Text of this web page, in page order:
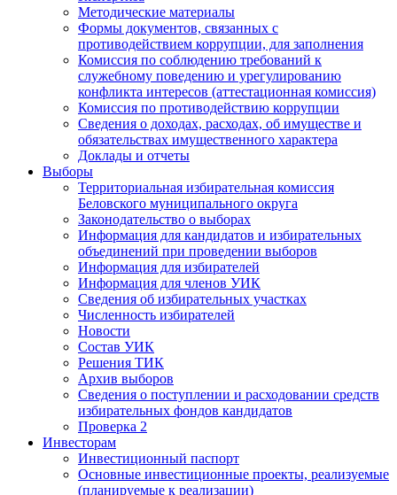
Методические материалы
Формы документов, связанных с
противодействием коррупции, для заполнения
Комиссия по соблюдению требований к
служебному поведению и урегулированию
конфликта интересов (аттестационная комиссия)
Комиссия по противодействию коррупции
Сведения о доходах, расходах, об имуществе и
обязательствах имущественного характера
Доклады и отчеты
Выборы
Территориальная избирательная комиссия
Беловского муниципального округа
Законодательство о выборах
Информация для кандидатов и избирательных
объединений при проведении выборов
Информация для избирателей
Информация для членов УИК
Сведения об избирательных участках
Численность избирателей
Новости
Состав УИК
Решения ТИК
Архив выборов
Сведения о поступлении и расходовании средств
избирательных фондов кандидатов
Проверка 2
Инвесторам
Инвестиционный паспорт
Основные инвестиционные проекты, реализуемые
(планируемые к реализации)